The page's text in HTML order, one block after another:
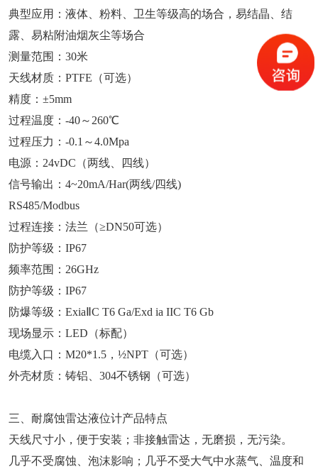
典型应用：液体、粉料、卫生等级高的场合，易结晶、结
露、易粘附油烟灰尘等场合
测量范围：30米
天线材质：PTFE（可选）
精度：±5mm
过程温度：-40～260℃
过程压力：-0.1～4.0Mpa
电源：24vDC（两线、四线）
信号输出：4~20mA/Har(两线/四线)
RS485/Modbus
过程连接：法兰（≥DN50可选）
防护等级：IP67
频率范围：26GHz
防护等级：IP67
防爆等级：ExiaⅡC T6 Ga/Exd ia IIC T6 Gb
现场显示：LED（标配）
电缆入口：M20*1.5，½NPT（可选）
外壳材质：铸铝、304不锈钢（可选）
三、耐腐蚀雷达液位计产品特点
天线尺寸小，便于安装；非接触雷达，无磨损，无污染。
几乎不受腐蚀、泡沫影响；几乎不受大气中水蒸气、温度和